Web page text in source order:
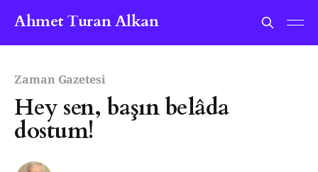
Ahmet Turan Alkan
Zaman Gazetesi
Hey sen, başın belâda
dostum!